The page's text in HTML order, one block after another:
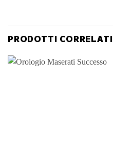
PRODOTTI CORRELATI